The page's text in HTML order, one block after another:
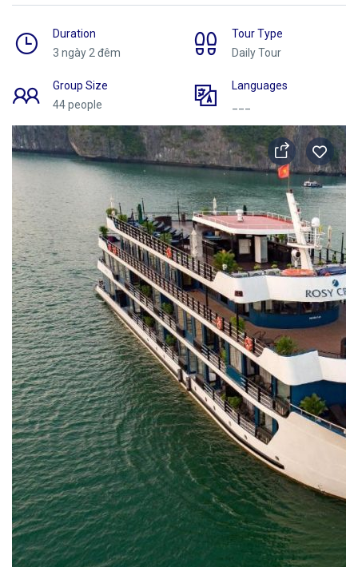
Duration
3 ngày 2 đêm
Tour Type
Daily Tour
Group Size
44 people
Languages